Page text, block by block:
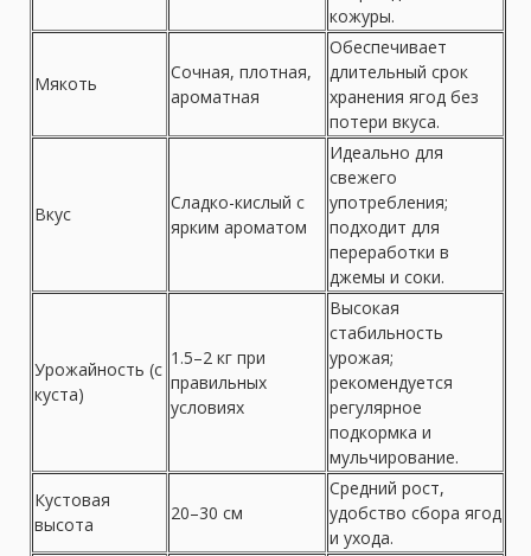
кожуры.
Мякоть
Сочная, плотная,
ароматная
Обеспечивает
длительный срок
хранения ягод без
потери вкуса.
Вкус
Сладко-кислый с
ярким ароматом
Идеально для
свежего
употребления;
подходит для
переработки в
джемы и соки.
Урожайность (с
куста)
1.5–2 кг при
правильных
условиях
Высокая
стабильность
урожая;
рекомендуется
регулярное
подкормка и
мульчирование.
Кустовая
высота
20–30 см
Средний рост,
удобство сбора ягод
и ухода.